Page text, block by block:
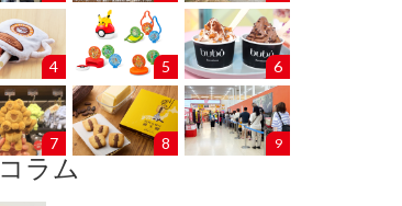
4 5 6
7 8 9
コラム